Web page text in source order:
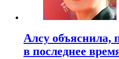
Алсу объяснила,
в последнее